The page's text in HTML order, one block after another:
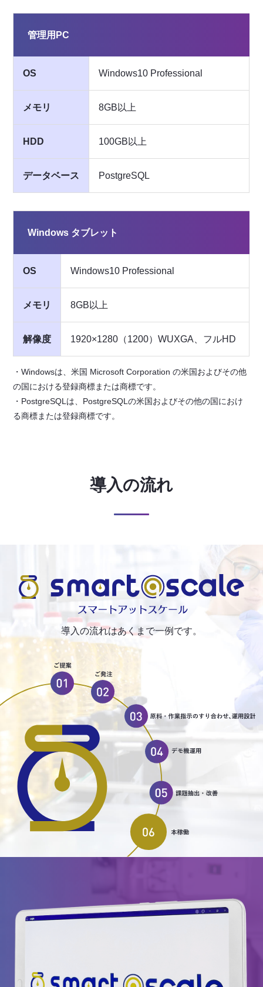
管理用PC
OS Windows10 Professional
メモリ 8GB以上
HDD 100GB以上
データベース PostgreSQL
Windows タブレット
OS Windows10 Professional
メモリ 8GB以上
解像度 1920×1280（1200）WUXGA、フルHD
・Windowsは、米国 Microsoft Corporation の米国およびその他
の国における登録商標または商標です。
・PostgreSQLは、PostgreSQLの米国およびその他の国におけ
る商標または登録商標です。
導入の流れ
導入の流れはあくまで一例です。